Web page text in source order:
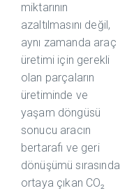
miktarının
azaltılmasını değil,
aynı zamanda araç
üretimi için gerekli
olan parçaların
üretiminde ve
yaşam döngüsü
sonucu aracın
bertarafı ve geri
dönüşümü sırasında
ortaya çıkan CO₂